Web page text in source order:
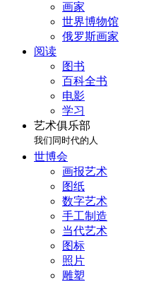
画家
世界博物馆
俄罗斯画家
阅读
图书
百科全书
电影
学习
艺术俱乐部
我们同时代的人
世博会
画报艺术
图纸
数字艺术
手工制造
当代艺术
图标
照片
雕塑